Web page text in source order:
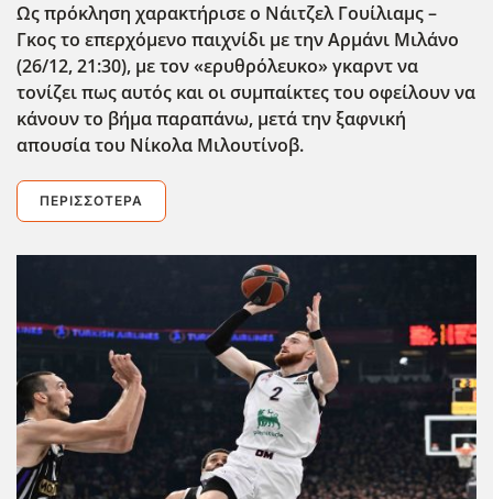
Ως πρόκληση χαρακτήρισε ο Νάιτζελ Γουίλιαμς –
Γκος το επερχόμενο παιχνίδι με την Αρμάνι Μιλάνο
(26/12, 21:30), με τον «ερυθρόλευκο» γκαρντ να
τονίζει πως αυτός και οι συμπαίκτες του οφείλουν να
κάνουν το βήμα παραπάνω, μετά την ξαφνική
απουσία του Νίκολα Μιλουτίνοβ.
ΠΕΡΙΣΣΌΤΕΡΑ